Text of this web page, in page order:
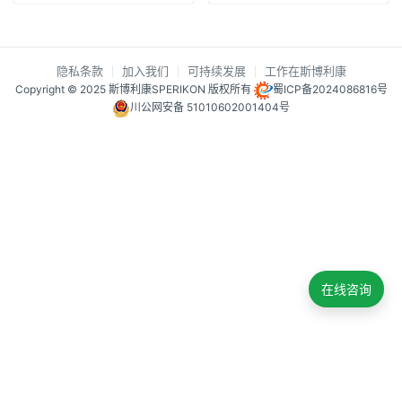
隐私条款 加入我们 可持续发展 工作在斯博利康
Copyright © 2025 斯博利康SPERIKON 版权所有
蜀ICP备2024086816号
川公网安备 51010602001404号
在线咨询